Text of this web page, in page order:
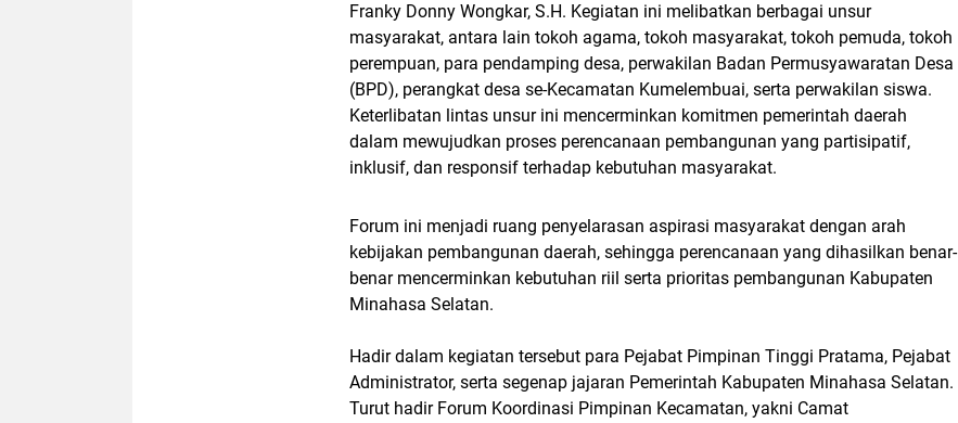
Franky Donny Wongkar, S.H. Kegiatan ini melibatkan berbagai unsur
masyarakat, antara lain tokoh agama, tokoh masyarakat, tokoh pemuda, tokoh
perempuan, para pendamping desa, perwakilan Badan Permusyawaratan Desa
(BPD), perangkat desa se-Kecamatan Kumelembuai, serta perwakilan siswa.
Keterlibatan lintas unsur ini mencerminkan komitmen pemerintah daerah
dalam mewujudkan proses perencanaan pembangunan yang partisipatif,
inklusif, dan responsif terhadap kebutuhan masyarakat.
Forum ini menjadi ruang penyelarasan aspirasi masyarakat dengan arah
kebijakan pembangunan daerah, sehingga perencanaan yang dihasilkan benar-
benar mencerminkan kebutuhan riil serta prioritas pembangunan Kabupaten
Minahasa Selatan.
Hadir dalam kegiatan tersebut para Pejabat Pimpinan Tinggi Pratama, Pejabat
Administrator, serta segenap jajaran Pemerintah Kabupaten Minahasa Selatan.
Turut hadir Forum Koordinasi Pimpinan Kecamatan, yakni Camat